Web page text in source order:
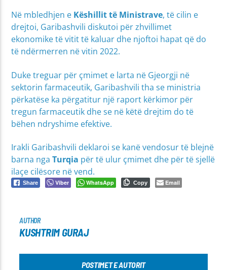
Në mbledhjen e Këshillit të Ministrave, të cilin e
drejtoi, Garibashvili diskutoi për zhvillimet
ekonomike të vitit të kaluar dhe njoftoi hapat që do
të ndërmerren në vitin 2022.
Duke treguar për çmimet e larta në Gjeorgji në
sektorin farmaceutik, Garibashvili tha se ministria
përkatëse ka përgatitur një raport kërkimor për
tregun farmaceutik dhe se në këtë drejtim do të
bëhen ndryshime efektive.
Irakli Garibashvili deklaroi se kanë vendosur të blejnë
barna ngaTurqia për të ulur çmimet dhe për të sjellë
ilaçe cilësore në vend.
Share Viber WhatsApp Copy Email
AUTHOR
KUSHTRIM GURAJ
POSTIMET E AUTORIT